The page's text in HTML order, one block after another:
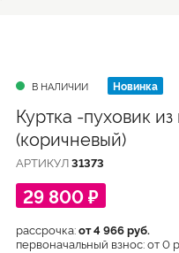
В НАЛИЧИИ Новинка
Куртка -пуховик
(коричневый)
АРТИКУЛ31373
29 800 ₽
рассрочка:от 4 966 руб.
первоначальный взнос: от 0